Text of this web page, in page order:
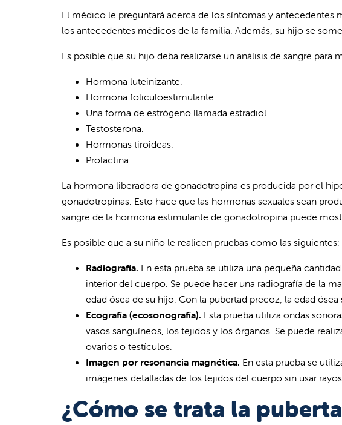
El médico le preguntará acerca de los síntomas y antecedentes
los antecedentes médicos de la familia. Además, su hijo se
Es posible que su hijo deba realizarse un análisis de sangre
Hormona luteinizante.
Hormona foliculoestimulante.
Una forma de estrógeno llamada estradiol.
Testosterona.
Hormonas tiroideas.
Prolactina.
La hormona liberadora de gonadotropina es producida por el
gonadotropinas. Esto hace que las hormonas sexuales sean
sangre de la hormona estimulante de gonadotropina puede
Es posible que a su niño le realicen pruebas como las siguientes:
Radiografía. En esta prueba se utiliza una pequeña
interior del cuerpo. Se puede hacer una radiografía de la
edad ósea de su hijo. Con la pubertad precoz, la edad
Ecografía (ecosonografía). Esta prueba utiliza ondas
vasos sanguíneos, los tejidos y los órganos. Se puede
ovarios o testículos.
Imagen por resonancia magnética. En esta prueba se
imágenes detalladas de los tejidos del cuerpo sin usar
¿Cómo se trata la